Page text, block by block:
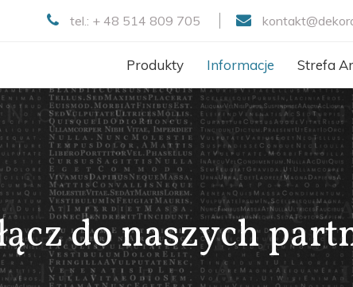
tel.: + 48 514 809 705 kontakt@dekor
Produkty Informacje Strefa
do naszych